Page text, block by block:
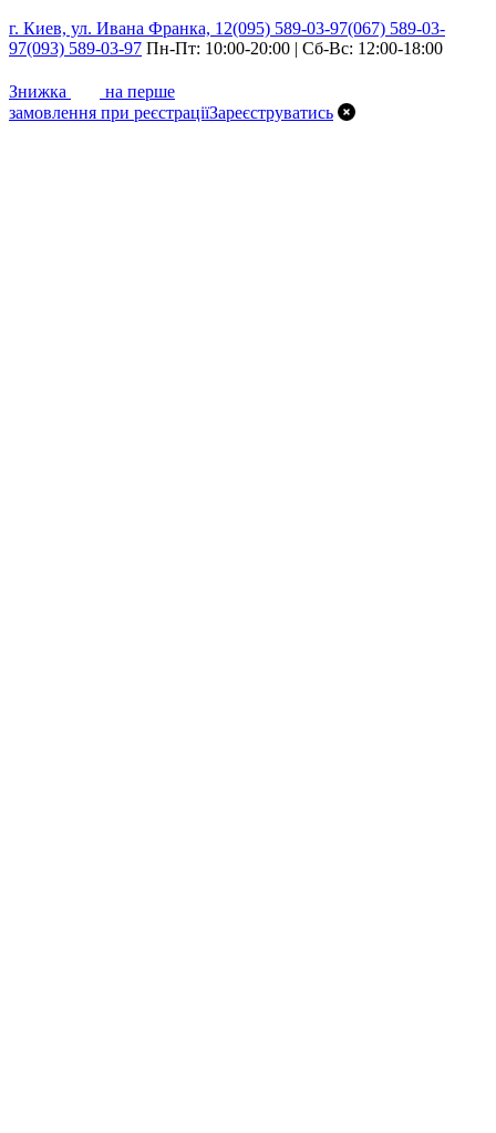
г. Киев, ул. Ивана Франка, 12(095) 589-03-97(067) 589-03-
97(093) 589-03-97 Пн-Пт: 10:00-20:00 | Сб-Вс: 12:00-18:00
Знижка
на перше
замовлення при реєстраціїЗареєструватись